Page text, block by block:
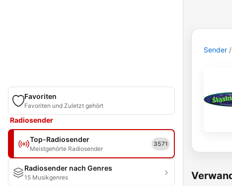
Favoriten
Favoriten und Zuletzt gehört
Radiosender
Top-Radiosender
Meistgehörte Radiosender
3571
Radiosender nach Genres
15 Musikgenres
Sender